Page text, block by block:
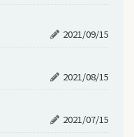
2021/09/15
2021/08/15
2021/07/15